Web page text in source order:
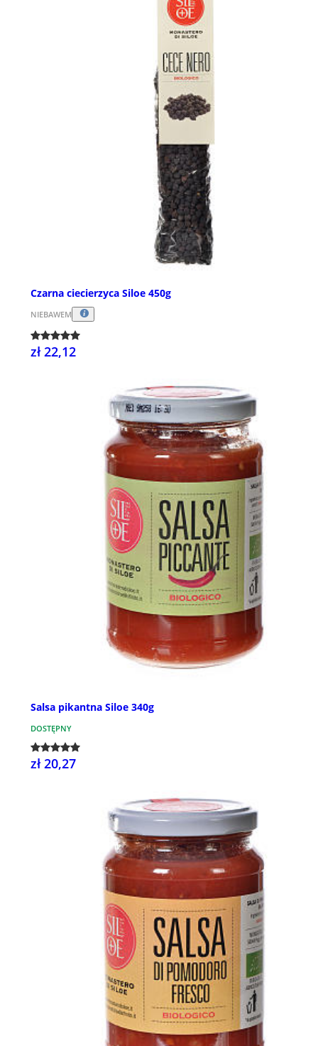
Czarna ciecierzyca Siloe 450g
NIEBAWEM
zł 22,12
Salsa pikantna Siloe 340g
DOSTĘPNY
zł 20,27